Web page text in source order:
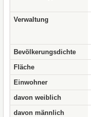
Verwaltung
Bevölkerungsdichte
Fläche
Einwohner
davon weiblich
davon männlich